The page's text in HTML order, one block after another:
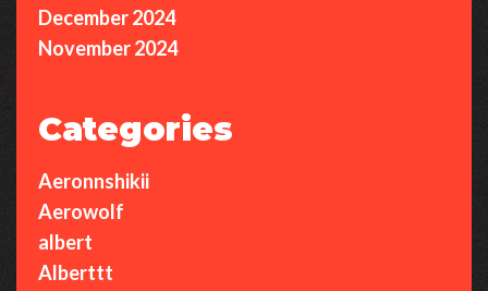
December 2024
November 2024
Categories
Aeronnshikii
Aerowolf
albert
Alberttt